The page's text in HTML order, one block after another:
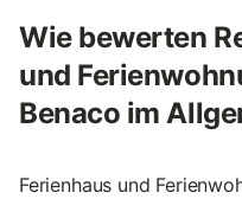
Wie bewerten
und
Benaco im
Ferienhaus und